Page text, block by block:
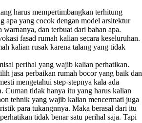
harus mempertimbangkan terhitung
apa yang cocok dengan model arsitektur
warnanya, dan terbuat dari bahan apa.
fasad rumah kalian secara keseluruhan.
kalian rusak karena talang yang tidak
perihal yang wajib kalian perhatikan.
jasa perbaikan rumah bocor yang baik dan
mengetahui step-stepnya kala ada
Cuman tidak hanya itu yang harus kalian
tehnik yang wajib kalian mencermati juga
para tukangnnya. Maka berasal dari itu
tidak benar satu perihal saja. Tapi